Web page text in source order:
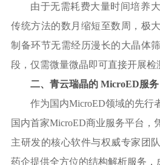
由于无需耗费大量时间培养
传统方法的数月缩短至数周，极
制备环节无需经历漫长的大晶体
段，仅需微量微晶即可直接开展检
二、青云瑞晶的 MicroED服
作为国内MicroED领域的先行
国内首家MicroED商业服务平台，
主研发的核心软件与权威专家团
药企提供全方位的结构解析服务，